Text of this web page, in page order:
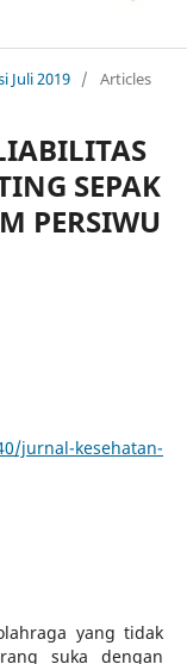
Juli 2019 / Articles
SEPAK
PERSIWU
jurnal-kesehatan-
yang tidak
suka dengan